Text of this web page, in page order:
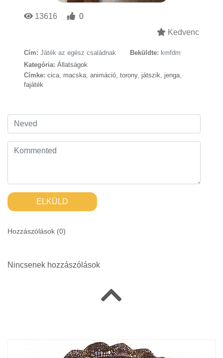
13616
0
Kedvenc
Cím: Játék az egész családnak Beküldte: kmfdm
Kategória: Állatságok
Címke: cica, macska, animáció, torony, játszik, jenga,
fajáték
ELKÜLD
Hozzászólások (0)
Nincsenek hozzászólások